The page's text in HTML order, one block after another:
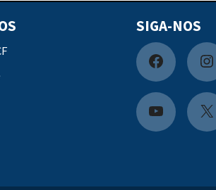
SIGA-NOS
F
a
c
I
n
s
Y
X